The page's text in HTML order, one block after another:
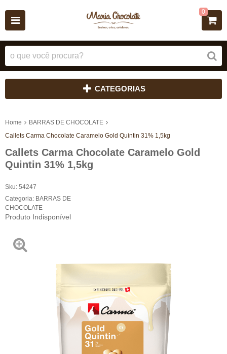
0
CATEGORIAS
Home
BARRAS DE CHOCOLATE
Callets Carma Chocolate Caramelo Gold Quintin 31% 1,5kg
Callets Carma Chocolate Caramelo Gold
Quintin 31% 1,5kg
Sku: 54247
Categoria: BARRAS DE
CHOCOLATE
Produto Indisponível